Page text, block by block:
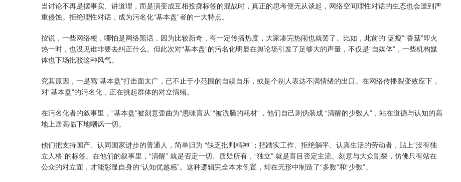
当讨论不再是摆事实、讲道理，而是演变成互相投掷标签的混战时，真正的思考便无从谈起，网络空间理性对话的生态也会遭到严
重侵蚀。拒绝理性对话，成为污名化“基本盘”者的一大特点。
按说，一些网络梗，哪怕是网络黑话，因为比较新奇，有一定传播热度，大家凑完热闹也就罢了。比如，此前的“蓝瘦”“香菇”即火
热一时，也没见谁非要去纠正什么。但此次对“基本盘”的污名化明显在舆论场引发了足够大的声量，不仅是“自媒体”，一些机构媒
体也下场批驳这种风气。
究其原因，一是骂“基本盘”打击面太广，已不止于小范围的自娱自乐，或是个别人表达不满情绪的出口。在网络传播裂变效应下，
对“基本盘”的污名化，正在挑起群体的对立情绪。
在污名化者的叙事里，“基本盘”被刻意歪曲为“愚昧盲从”“被洗脑的耗材”，他们自己则伪装成 “清醒的少数人”，站在道德与认知的高
地上居高临下地嘲讽一切。
他们把支持国产、认同国家进步的普通人，简单归为 “缺乏批判精神”；把踏实工作、拒绝躺平、认真生活的劳动者，贴上“没有独
立人格”的标签。在他们的叙事里，“清醒” 就是否定一切、质疑所有，“独立” 就是盲目否定主流、刻意与大众割裂，仿佛只有站在
公众的对立面，才能彰显自身的“认知优越感”。这种逻辑完全本末倒置，却在无形中制造了“多数”和“少数”。